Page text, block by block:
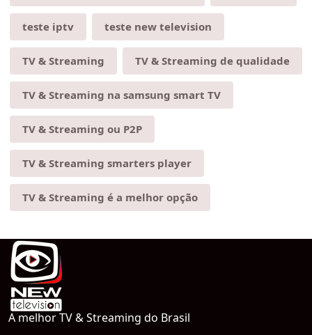
teste iptv teste new television
TV & Streaming TV & Streaming de qualidade
TV & Streaming na samsung smart TV
TV & Streaming ou P2P
TV & Streaming smarters player
TV & Streaming é a melhor opção
A melhor TV & Streaming do Brasil